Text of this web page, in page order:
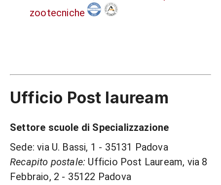
zootecniche
Ufficio Post lauream
Settore scuole di Specializzazione
Sede: via U. Bassi, 1 - 35131 Padova
Recapito postale: Ufficio Post Lauream, via 8
Febbraio, 2 - 35122 Padova